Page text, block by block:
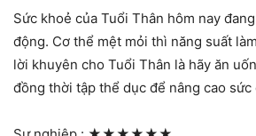
Sức khoẻ của Tuổi Thân hôm nay
động. Cơ thể mệt mỏi thì năng suất
lời khuyên cho Tuổi Thân là hãy ăn
đồng thời tập thể dục để nâng cao sức